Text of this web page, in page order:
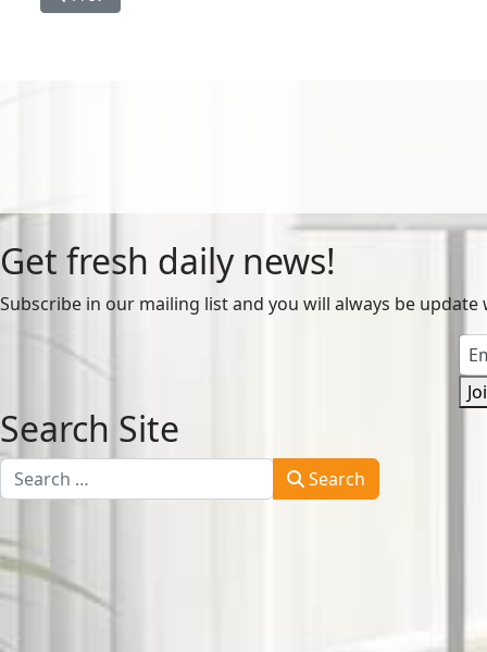
Get fresh daily news!
Subscribe in our mailing list and you will always be update
Search Site
Search Search